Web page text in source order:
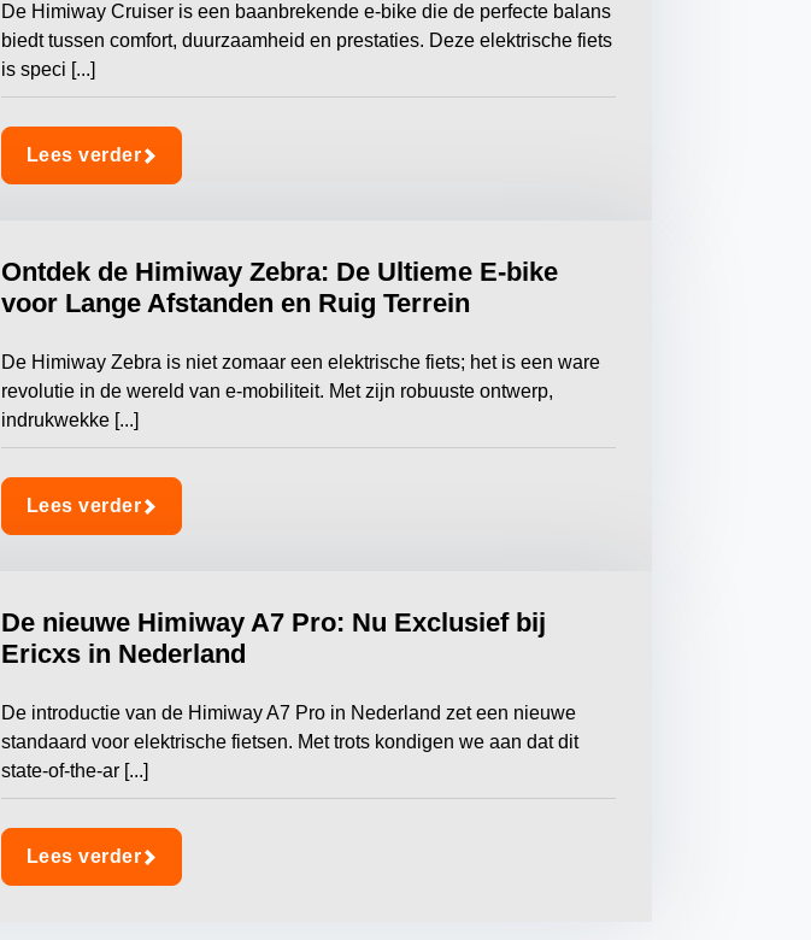
De Himiway Cruiser is een baanbrekende e-bike die de perfecte balans
biedt tussen comfort, duurzaamheid en prestaties. Deze elektrische fiets
is speci [...]
Lees verder
Ontdek de Himiway Zebra: De Ultieme E-bike
voor Lange Afstanden en Ruig Terrein
De Himiway Zebra is niet zomaar een elektrische fiets; het is een ware
revolutie in de wereld van e-mobiliteit. Met zijn robuuste ontwerp,
indrukwekke [...]
Lees verder
De nieuwe Himiway A7 Pro: Nu Exclusief bij
Ericxs in Nederland
De introductie van de Himiway A7 Pro in Nederland zet een nieuwe
standaard voor elektrische fietsen. Met trots kondigen we aan dat dit
state-of-the-ar [...]
Lees verder